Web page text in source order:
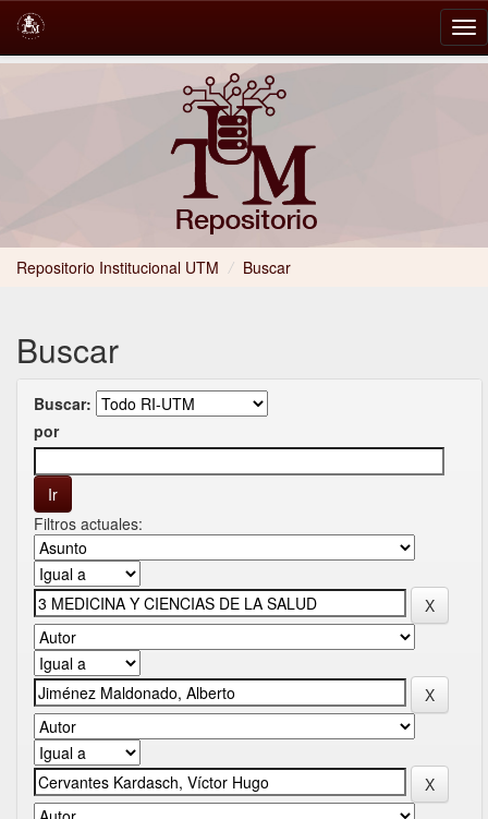
Repositorio Institucional UTM / Buscar
Buscar
Buscar:
por
Filtros actuales: